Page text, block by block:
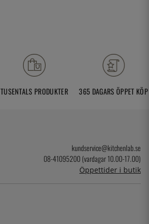
TUSENTALS PRODUKTER 365 DAGARS ÖPPET KÖP
kundservice@kitchenlab.se
08-41095200 (vardagar 10.00-17.00)
Öppettider i butik